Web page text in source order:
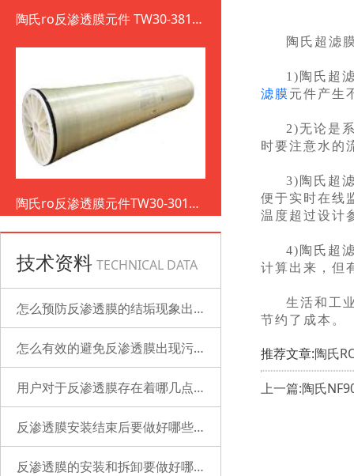
陶氏ro反渗透膜元件 TW30-3812-
陶氏ro反渗透膜元件TW30-3012-
500
技术资料 TECHNICAL DATA
怎么预防反渗透膜的结垢现象出现？
怎么有效的避免反渗透膜出现污染？
用户对于反渗透膜存在着哪几点误解？
反渗透膜安装结束后要做好哪些检查的工作？
反渗透膜的安装和拆卸要做好哪些准备？
陶氏超滤
1)陶氏超
滤膜元件产生
2)无论是
时要注意水的
3)陶氏超
便于实时在线
温度超过设计
4)陶氏超
计算出来，但
生活和工
节约了成本。
推荐文章:陶氏
上一篇:陶氏